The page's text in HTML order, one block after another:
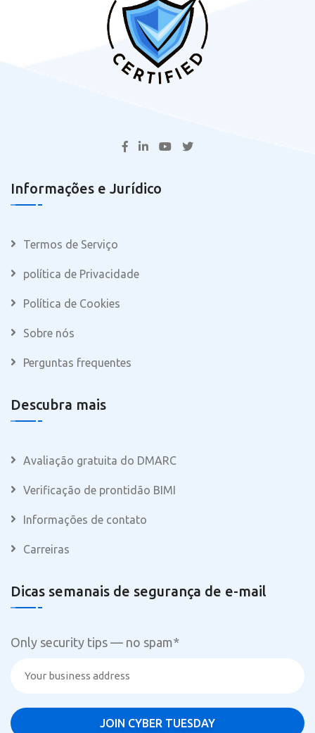
Informações e Jurídico
Termos de Serviço
política de Privacidade
Política de Cookies
Sobre nós
Perguntas frequentes
Descubra mais
Avaliação gratuita do DMARC
Verificação de prontidão BIMI
Informações de contato
Carreiras
Dicas semanais de segurança de e-mail
Only security tips — no spam*